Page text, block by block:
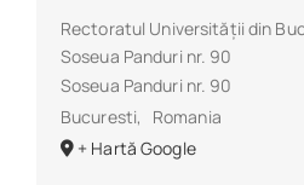
Rectoratul Universității din
Soseua Panduri nr. 90
Soseua Panduri nr. 90
Bucuresti,
Romania
+ Hartă Google